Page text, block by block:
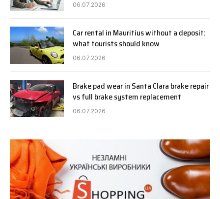
06.07.2026
Car rental in Mauritius without a deposit:
what tourists should know
06.07.2026
Brake pad wear in Santa Clara brake repair
vs full brake system replacement
06.07.2026